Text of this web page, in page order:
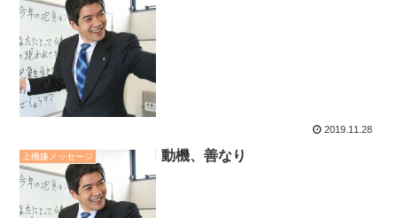
2019.11.28
上機嫌メッセージ 動機、善なり